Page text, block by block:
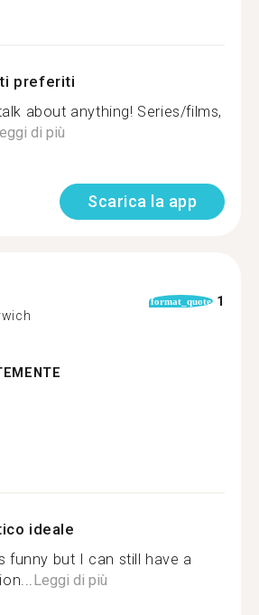
preferiti
about anything! Series/films,
di più
Scarica la app
format_quote 1
ideale
funny but I can still have a
Leggi di più